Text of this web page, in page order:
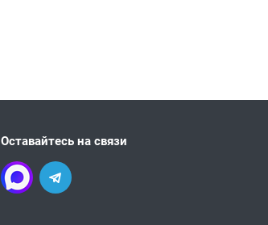
Оставайтесь на связи